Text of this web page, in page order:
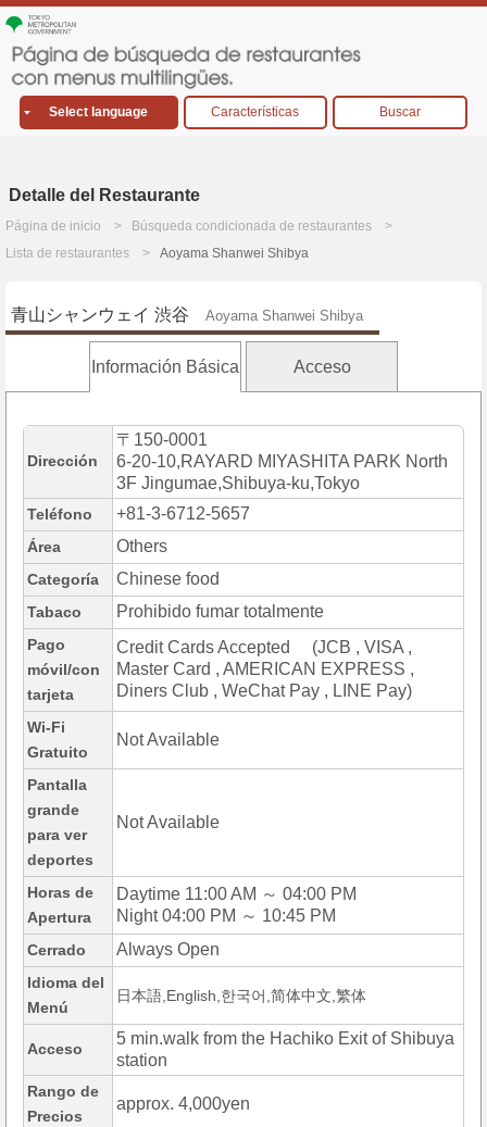
Select language Características Buscar
Detalle del Restaurante
Página de inicio
Búsqueda condicionada de restaurantes
Lista de restaurantes
Aoyama Shanwei Shibya
青山シャンウェイ 渋谷 Aoyama Shanwei Shibya
Información Básica Acceso
Dirección
〒150-0001
6-20-10,RAYARD MIYASHITA PARK North
3F Jingumae,Shibuya-ku,Tokyo
Teléfono +81-3-6712-5657
Área Others
Categoría Chinese food
Tabaco Prohibido fumar totalmente
Pago
móvil/con
tarjeta
Credit Cards Accepted (JCB , VISA ,
Master Card , AMERICAN EXPRESS ,
Diners Club , WeChat Pay , LINE Pay)
Wi-Fi
Gratuito
Not Available
Pantalla
grande
para ver
deportes
Not Available
Horas de
Apertura
Daytime 11:00 AM ～ 04:00 PM
Night 04:00 PM ～ 10:45 PM
Cerrado Always Open
Idioma del
Menú
日本語,English,한국어,简体中文,繁体
Acceso
5 min.walk from the Hachiko Exit of Shibuya
station
Rango de
Precios
approx. 4,000yen